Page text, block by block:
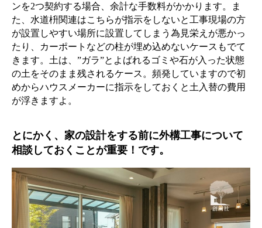
ンを2つ契約する場合、余計な手数料がかかります。ま
た、水道枡関連はこちらが指示をしないと工事現場の方
が設置しやすい場所に設置してしまう為見栄えが悪かっ
たり、カーポートなどの柱が埋め込めないケースもでて
きます。土は、”ガラ”とよばれるゴミや石が入った状態
の土をそのまま残されるケース。頻発していますので初
めからハウスメーカーに指示をしておくと土入替の費用
が浮きますよ。
とにかく、家の設計をする前に外構工事について
相談しておくことが重要！です。